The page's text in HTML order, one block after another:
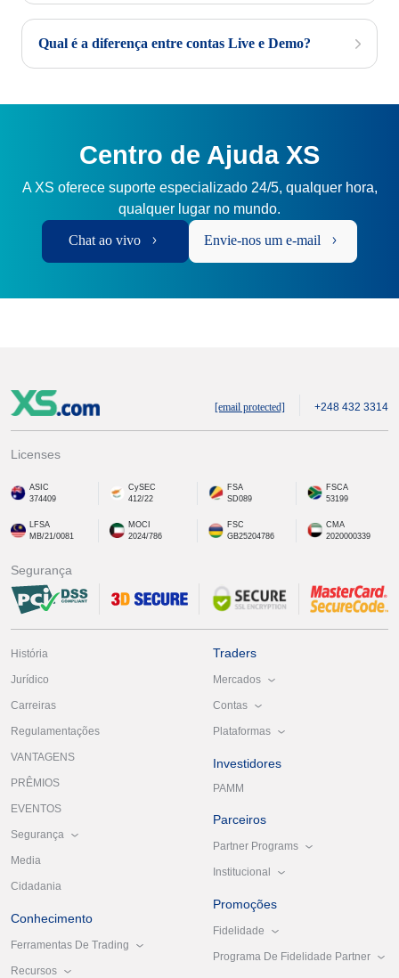
Qual é a diferença entre contas Live e Demo?
Centro de Ajuda XS
A XS oferece suporte especializado 24/5, qualquer hora,
qualquer lugar no mundo.
Chat ao vivo Envie-nos um e-mail
[email protected] +248 432 3314
Licenses
ASIC
374409
CySEC
412/22
FSA
SD089
FSCA
53199
LFSA
MB/21/0081
MOCI
2024/786
FSC
GB25204786
CMA
2020000339
Segurança
História
Jurídico
Carreiras
Regulamentações
VANTAGENS
PRÊMIOS
EVENTOS
Segurança
Media
Cidadania
Conhecimento
Ferramentas De Trading
Recursos
Traders
Mercados
Contas
Plataformas
Investidores
PAMM
Parceiros
Partner Programs
Institucional
Promoções
Fidelidade
Programa De Fidelidade Partner